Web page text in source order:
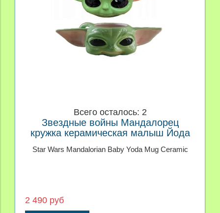
Всего осталось: 2
Звездные войны Мандалорец
кружка керамическая малыш Йода
Star Wars Mandalorian Baby Yoda Mug Ceramic
2 490 руб